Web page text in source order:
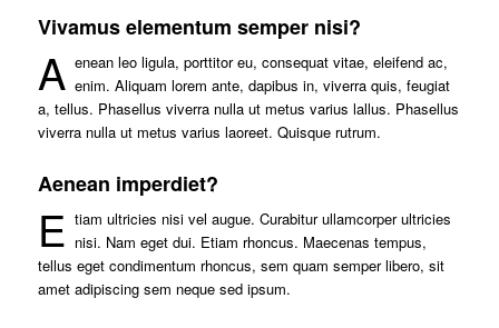
Vivamus elementum semper nisi?
A enean leo ligula, porttitor eu, consequat vitae, eleifend ac,
enim. Aliquam lorem ante, dapibus in, viverra quis, feugiat
a, tellus. Phasellus viverra nulla ut metus varius lallus. Phasellus
viverra nulla ut metus varius laoreet. Quisque rutrum.
Aenean imperdiet?
E tiam ultricies nisi vel augue. Curabitur ullamcorper ultricies
nisi. Nam eget dui. Etiam rhoncus. Maecenas tempus,
tellus eget condimentum rhoncus, sem quam semper libero, sit
amet adipiscing sem neque sed ipsum.